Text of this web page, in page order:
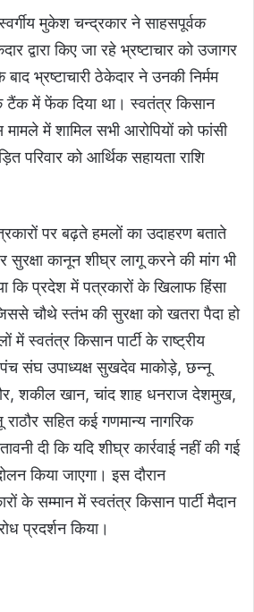
मुकेश चन्द्रकार ने साहसपूर्वक
द्वारा किए जा रहे भ्रष्टाचार को उजागर
भ्रष्टाचारी ठेकेदार ने उनकी निर्मम
टैंक में फेंक दिया था। स्वतंत्र किसान
मामले में शामिल सभी आरोपियों को फांसी
परिवार को आर्थिक सहायता राशि
पर बढ़ते हमलों का उदाहरण बताते
सुरक्षा कानून शीघ्र लागू करने की मांग भी
कि प्रदेश में पत्रकारों के खिलाफ हिंसा
चौथे स्तंभ की सुरक्षा को खतरा पैदा हो
में स्वतंत्र किसान पार्टी के राष्ट्रीय
संघ उपाध्यक्ष सुखदेव माकोड़े, छन्नू
शकील खान, चांद शाह धनराज देशमुख,
सहित कई गणमान्य नागरिक
दी कि यदि शीघ्र कार्रवाई नहीं की गई
किया जाएगा। इस दौरान
के सम्मान में स्वतंत्र किसान पार्टी मैदान
प्रदर्शन किया।